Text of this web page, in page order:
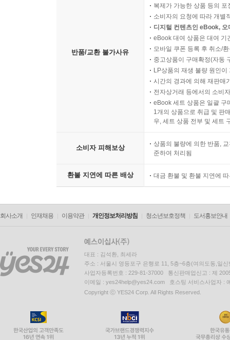
반품/교환 불가사유
복제가 가능한 상품 등의
소비자의 요청에 따라 개별
디지털 컨텐츠인 eBook,
eBook 대여 상품은 대여 기
모바일 쿠폰 등록 후 취소/
중고상품이 구매확정(자동
LP상품의 재생 불량 원인
시간의 경과에 의해 재판매
전자상거래 등에서의 소비
eBook 세트 상품은 일괄 구
1개의 상품으로 취급 및 판
우, 세트 상품 전부 및 세트
소비자 피해보상
상품의 불량에 의한 반품,
준하여 처리됨
환불 지연에 따른 배상 대금 환불 및 환불 지연에
회사소개 인재채용 이용약관 개인정보처리방침 청소년보호정책 도서홍보안내
대표 : 김석환, 최세라
주소 : 서울시 영등포구 은행로 11, 5층~6층(여의도동,일신
사업자등록번호 : 229-81-37000 통신판매업신고 : 제
이메일 : yes24help@yes24.com 호스팅 서비스사업자 :
Copyright ⓒ YES24 Corp. All Rights Reserved.